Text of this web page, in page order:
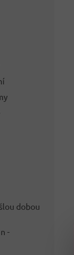
dobou
-